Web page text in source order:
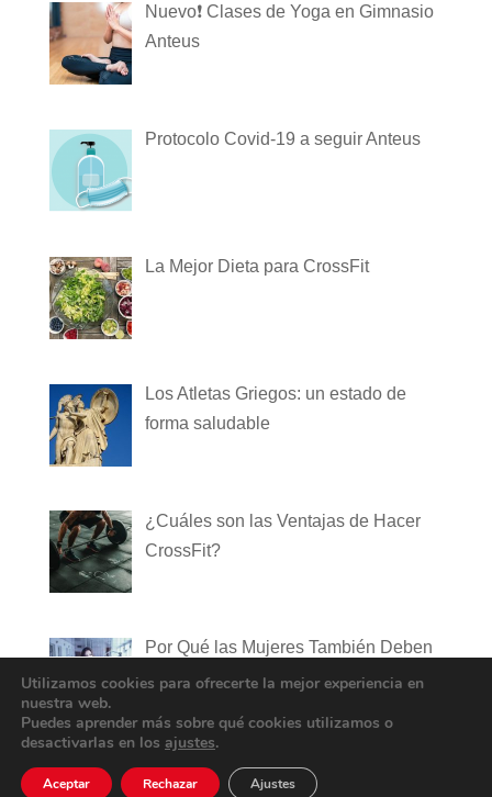
Nuevo❗️ Clases de Yoga en Gimnasio
Anteus
Protocolo Covid-19 a seguir Anteus
La Mejor Dieta para CrossFit
Los Atletas Griegos: un estado de
forma saludable
¿Cuáles son las Ventajas de Hacer
CrossFit?
Por Qué las Mujeres También Deben
Hacer Pesas
Utilizamos cookies para ofrecerte la mejor experiencia en
nuestra web.
Puedes aprender más sobre qué cookies utilizamos o
desactivarlas en los ajustes.
Aceptar Rechazar Ajustes